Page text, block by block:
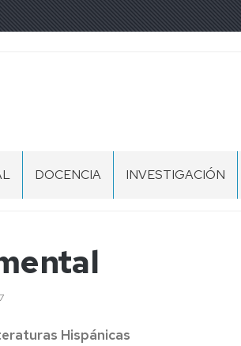
DOCENCIA INVESTIGACIÓN
PSYLEX
Hispánicas